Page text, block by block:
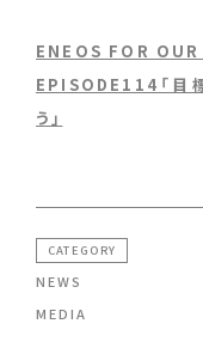
ENEOS FOR
EPISODE114「目
う」
CATEGORY
NEWS
MEDIA